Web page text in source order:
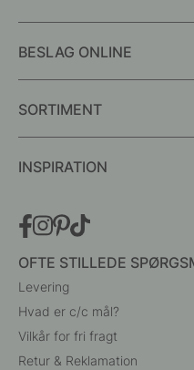
BESLAG ONLINE
SORTIMENT
INSPIRATION
OFTE STILLEDE
Levering
Hvad er c/c mål?
Vilkår for fri fragt
Retur & Reklamation